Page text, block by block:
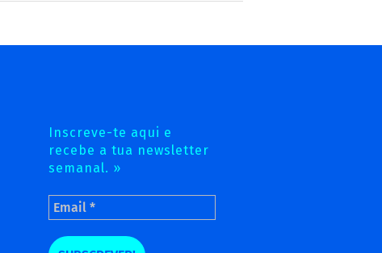
Inscreve-te aqui e
recebe a tua newsletter
semanal. »